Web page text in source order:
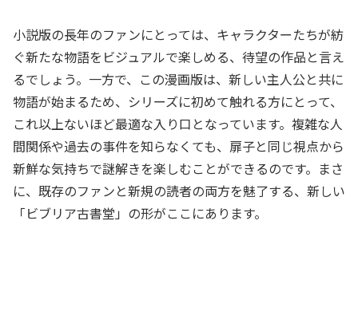
小説版の長年のファンにとっては、キャラクターたちが紡
ぐ新たな物語をビジュアルで楽しめる、待望の作品と言え
るでしょう。一方で、この漫画版は、新しい主人公と共に
物語が始まるため、シリーズに初めて触れる方にとって、
これ以上ないほど最適な入り口となっています。複雑な人
間関係や過去の事件を知らなくても、扉子と同じ視点から
新鮮な気持ちで謎解きを楽しむことができるのです。まさ
に、既存のファンと新規の読者の両方を魅了する、新しい
「ビブリア古書堂」の形がここにあります。